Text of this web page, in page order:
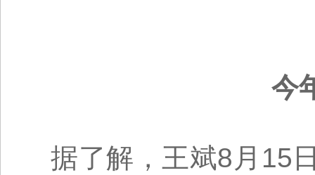
今
据了解，王斌8月15